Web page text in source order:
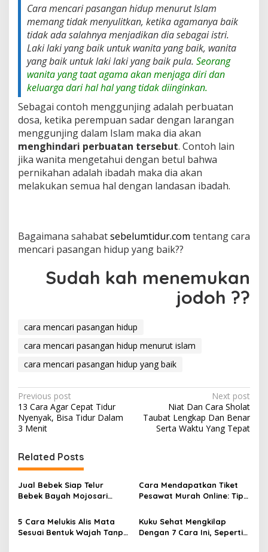
Cara mencari pasangan hidup menurut Islam
memang tidak menyulitkan, ketika agamanya baik
tidak ada salahnya menjadikan dia sebagai istri.
Laki laki yang baik untuk wanita yang baik, wanita
yang baik untuk laki laki yang baik pula. Seorang
wanita yang taat agama akan menjaga diri dan
keluarga dari hal hal yang tidak diinginkan.
Sebagai contoh menggunjing adalah perbuatan
dosa, ketika perempuan sadar dengan larangan
menggunjing dalam Islam maka dia akan
menghindari perbuatan tersebut. Contoh lain
jika wanita mengetahui dengan betul bahwa
pernikahan adalah ibadah maka dia akan
melakukan semua hal dengan landasan ibadah.
Bagaimana sahabatsebelumtidur.com tentang cara
mencari pasangan hidup yang baik??
Sudah kah menemukan
jodoh ??
cara mencari pasangan hidup
cara mencari pasangan hidup menurut islam
cara mencari pasangan hidup yang baik
P
o
s
t
n
a
v
i
g
Previous post
13 Cara Agar Cepat Tidur
Nyenyak, Bisa Tidur Dalam
3 Menit
Next post
Niat Dan Cara Sholat
Taubat Lengkap Dan Benar
Serta Waktu Yang Tepat
Related Posts
Jual Bebek Siap Telur
Bebek Bayah Mojosari
Cara Mendapatkan Tiket
Pesawat Murah Online: Tips
5 Cara Melukis Alis Mata
Sesuai Bentuk Wajah Tanpa
Kuku Sehat Mengkilap
Dengan 7 Cara Ini, Seperti